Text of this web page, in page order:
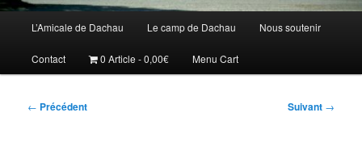
principal
L’Amicale de Dachau Le camp de Dachau Nous soutenir
Contact 0 Article 0,00€ Menu Cart
Navigation
← Précédent Suivant →